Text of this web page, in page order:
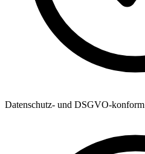
Datenschutz- und DSGVO-konform